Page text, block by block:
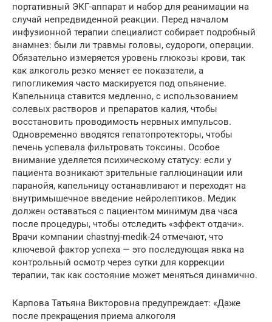
портативный ЭКГ-аппарат и набор для реанимации на
случай непредвиденной реакции. Перед началом
инфузионной терапии специалист собирает подробный
анамнез: были ли травмы головы, судороги, операции.
Обязательно измеряется уровень глюкозы крови, так
как алкоголь резко меняет ее показатели, а
гипогликемия часто маскируется под опьянение.
Капельница ставится медленно, с использованием
солевых растворов и препаратов калия, чтобы
восстановить проводимость нервных импульсов.
Одновременно вводятся гепатопротекторы, чтобы
печень успевала фильтровать токсины. Особое
внимание уделяется психическому статусу: если у
пациента возникают зрительные галлюцинации или
паранойя, капельницу останавливают и переходят на
внутримышечное введение нейролептиков. Медик
должен оставаться с пациентом минимум два часа
после процедуры, чтобы отследить «эффект отдачи».
Врачи компании chastnyj-medik-24 отмечают, что
ключевой фактор успеха — это последующая явка на
контрольный осмотр через сутки для коррекции
терапии, так как состояние может меняться динамично.
Карпова Татьяна Викторовна предупреждает: «Даже
после прекращения приема алкоголя